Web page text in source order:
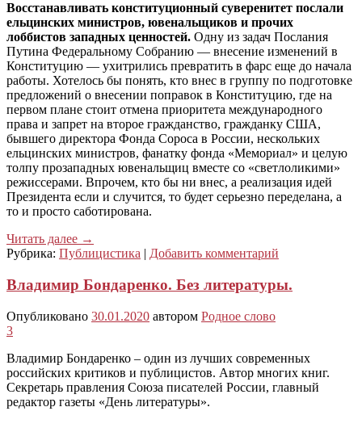
Восстанавливать конституционный суверенитет послали
ельцинских министров, ювенальщиков и прочих
лоббистов западных ценностей. Одну из задач Послания
Путина Федеральному Собранию — внесение изменений в
Конституцию — ухитрились превратить в фарс еще до начала
работы. Хотелось бы понять, кто внес в группу по подготовке
предложений о внесении поправок в Конституцию, где на
первом плане стоит отмена приоритета международного
права и запрет на второе гражданство, гражданку США,
бывшего директора Фонда Сороса в России, нескольких
ельцинских министров, фанатку фонда «Мемориал» и целую
толпу прозападных ювенальщиц вместе со «светлоликими»
режиссерами. Впрочем, кто бы ни внес, а реализация идей
Президента если и случится, то будет серьезно переделана, а
то и просто саботирована.
Читать далее →
Рубрика: Публицистика | Добавить комментарий
Владимир Бондаренко. Без литературы.
Опубликовано 30.01.2020 автором Родное слово
3
Владимир Бондаренко – один из лучших современных
российских критиков и публицистов. Автор многих книг.
Секретарь правления Союза писателей России, главный
редактор газеты «День литературы».